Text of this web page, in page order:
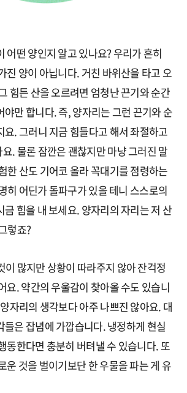
어떤 양인지 알고 있나요? 우리가 흔히
진 양이 아닙니다. 거친 바위산을 타고 오
힘든 산을 오르려면 엄청난 끈기와 순간
야만 합니다. 즉, 양자리는 그런 끈기와 순
요. 그러니 지금 힘들다고 해서 좌절하고
. 물론 잠깐은 괜찮지만 마냥 그러진 말
한 산도 기어코 올라 꼭대기를 점령하는
히 어딘가 돌파구가 있을 테니 스스로의
금 힘을 내 보세요. 양자리의 자리는 저 산
렇죠?
이 많지만 상황이 따라주지 않아 잔걱정
요. 약간의 우울감이 찾아올 수도 있습니
자리의 생각보다 아주 나쁘진 않아요. 대
들은 잡념에 가깝습니다. 냉정하게 현실
동한다면 충분히 버텨낼 수 있습니다. 또
운 것을 벌이기보단 한 우물을 파는 게 유